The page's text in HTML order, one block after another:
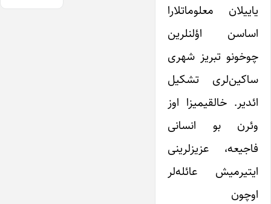
یاییلان معلوماتلارا
اساسن اؤلنلرین
چوخونو تبریز شهری
ساکین‌لری تشکیل
ائدیر. خالقیمیزا اوز
وئرن بو انسانی
فاجیعه، عزیزلرینی
ایتیرمیش عائله‌لر
اوچون